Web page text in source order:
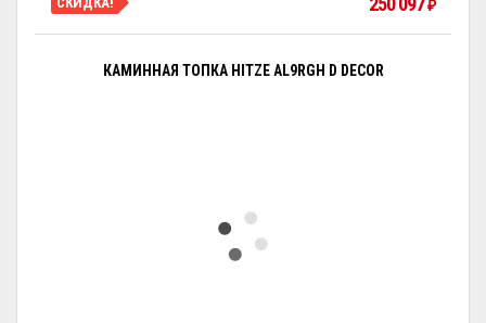
₽
КАМИННАЯ ТОПКА HITZE AL9RGH D DECOR